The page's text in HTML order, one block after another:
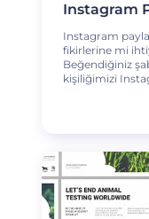
Instagram
Instagram
fikirlerine mi
Beğendiğiniz
kişiliğimizi